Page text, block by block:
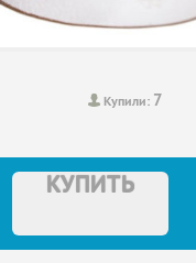
Купили: 7
КУПИТЬ